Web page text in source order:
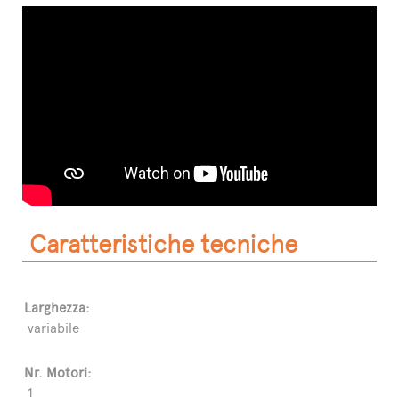
Caratteristiche tecniche
Larghezza:
variabile
Nr. Motori:
1